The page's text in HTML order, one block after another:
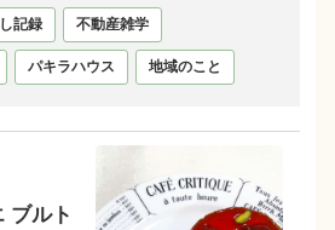
記録 不動産雑学
パキラハウス 地域のこと
ブルト